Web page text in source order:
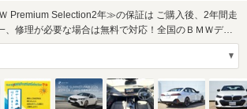
Premium Selection2年≫の保証は ご購入後、2年間走
、修理が必要な場合は無料で対応！全国のＢＭＷディ